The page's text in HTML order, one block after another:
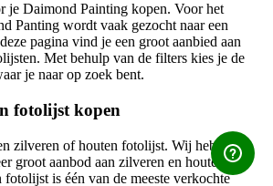
je Daimond Painting kopen. Voor het
Panting wordt vaak gezocht naar een
pagina vind je een groot aanbied aan
Met behulp van de filters kies je de
je naar op zoek bent.
fotolijst kopen
zilveren of houten fotolijst. Wij hebben in
groot aanbod aan zilveren en houten
is één van de meeste verkochte